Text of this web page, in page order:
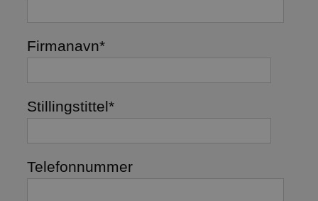
Firmanavn*
Stillingstittel*
Telefonnummer